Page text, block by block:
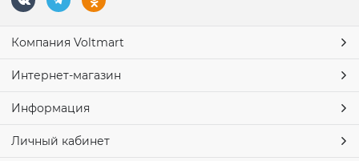
Компания Voltmart
Интернет-магазин
Информация
Личный кабинет